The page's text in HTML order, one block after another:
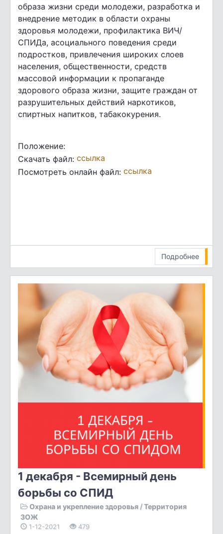
образа жизни среди молодежи, разработка и
внедрение методик в области охраны
здоровья молодежи, профилактика ВИЧ/
СПИДа, асоциального поведения среди
подростков, привлечения широких слоев
населения, общественности, средств
массовой информации к пропаганде
здорового образа жизни, защите граждан от
разрушительных действий наркотиков,
спиртных напитков, табакокурения.
Положение:
Скачать файл: ссылка
Посмотреть онлайн файл: ссылка
Подробнее
1 декабря - Всемирный день
борьбы со СПИД
Охрана и укрепление здоровья /Территория
ЗОЖ
1-12-2021 479